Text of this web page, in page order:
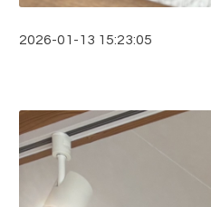
2026-01-13 15:23:05